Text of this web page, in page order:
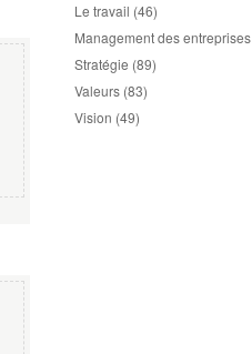
Le travail (46)
Management des entreprises
Stratégie (89)
Valeurs (83)
Vision (49)